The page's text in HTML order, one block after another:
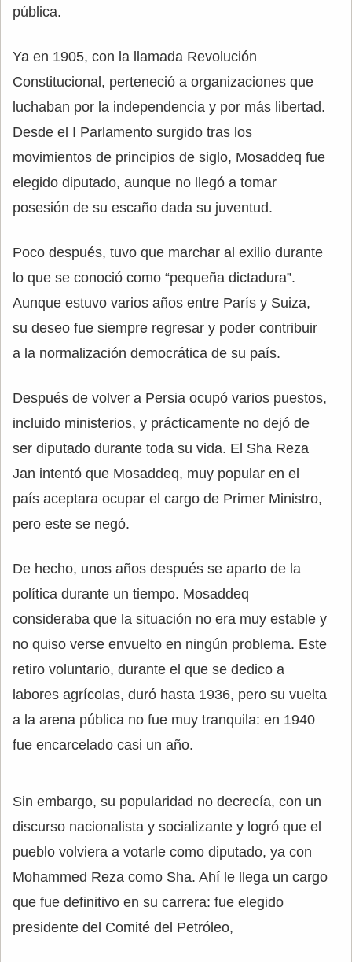
pública.
Ya en 1905, con la llamada Revolución
Constitucional, perteneció a organizaciones que
luchaban por la independencia y por más libertad.
Desde el I Parlamento surgido tras los
movimientos de principios de siglo, Mosaddeq fue
elegido diputado, aunque no llegó a tomar
posesión de su escaño dada su juventud.
Poco después, tuvo que marchar al exilio durante
lo que se conoció como “pequeña dictadura”.
Aunque estuvo varios años entre París y Suiza,
su deseo fue siempre regresar y poder contribuir
a la normalización democrática de su país.
Después de volver a Persia ocupó varios puestos,
incluido ministerios, y prácticamente no dejó de
ser diputado durante toda su vida. El Sha Reza
Jan intentó que Mosaddeq, muy popular en el
país aceptara ocupar el cargo de Primer Ministro,
pero este se negó.
De hecho, unos años después se aparto de la
política durante un tiempo. Mosaddeq
consideraba que la situación no era muy estable y
no quiso verse envuelto en ningún problema. Este
retiro voluntario, durante el que se dedico a
labores agrícolas, duró hasta 1936, pero su vuelta
a la arena pública no fue muy tranquila: en 1940
fue encarcelado casi un año.
Sin embargo, su popularidad no decrecía, con un
discurso nacionalista y socializante y logró que el
pueblo volviera a votarle como diputado, ya con
Mohammed Reza como Sha. Ahí le llega un cargo
que fue definitivo en su carrera: fue elegido
presidente del Comité del Petróleo,